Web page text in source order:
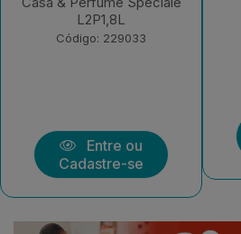
Código: 229032
Entre ou
Cadastre-se